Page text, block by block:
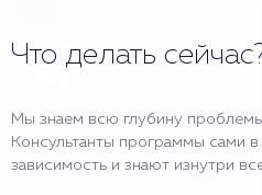
Что делать
Мы знаем всю глубину
Консультанты программы сами
зависимость и знают изнутри